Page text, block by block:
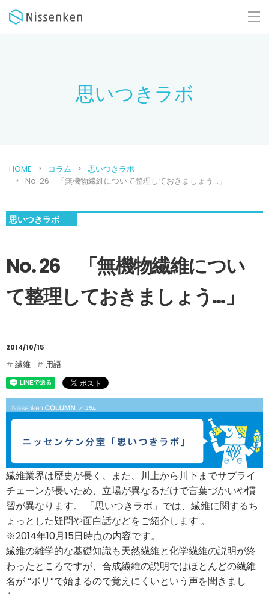
思いつきラボ
HOME コラム
思いつきラボ
No. 26 「無機物繊維について整理しておきましょう…」
思いつきラボ
No. 26 「無機物繊維につい
て整理しておきましょう…」
2014/10/15
繊維 用語
繊維業界は歴史が長く、また、川上から川下までサプライ
チェーンが長いため、立場が異なるだけで言葉づかいや慣
習が異なります。 「思いつきラボ」では、繊維に関するち
ょっとした疑問や面白話などをご紹介します 。
※2014年10月15日時点の内容です。
繊維の雑学的な基礎知識も天然繊維と化学繊維の説明が終
わったところですが、合成繊維の説明ではほとんどの繊維
名が “ポリ”で始まるので覚えにくいという声を聞きまし